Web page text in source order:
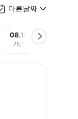
다른날짜
08.15(토)
78,514원